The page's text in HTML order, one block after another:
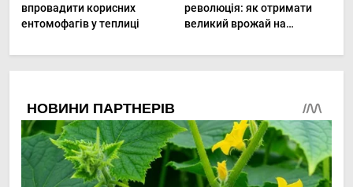
впровадити корисних
ентомофагів у теплиці
революція: як отримати
великий врожай на